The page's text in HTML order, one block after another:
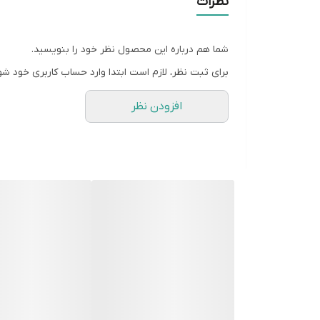
۳. سیلیکون انعطاف‌پذیر:
قالب ها به صورت فروشگاهی موجود نیستن و بعد از
شما هم درباره این محصول نظر خود را بنویسید.
برای ثبت نظر، لازم است ابتدا وارد حساب کاربری خود
افزودن نظر